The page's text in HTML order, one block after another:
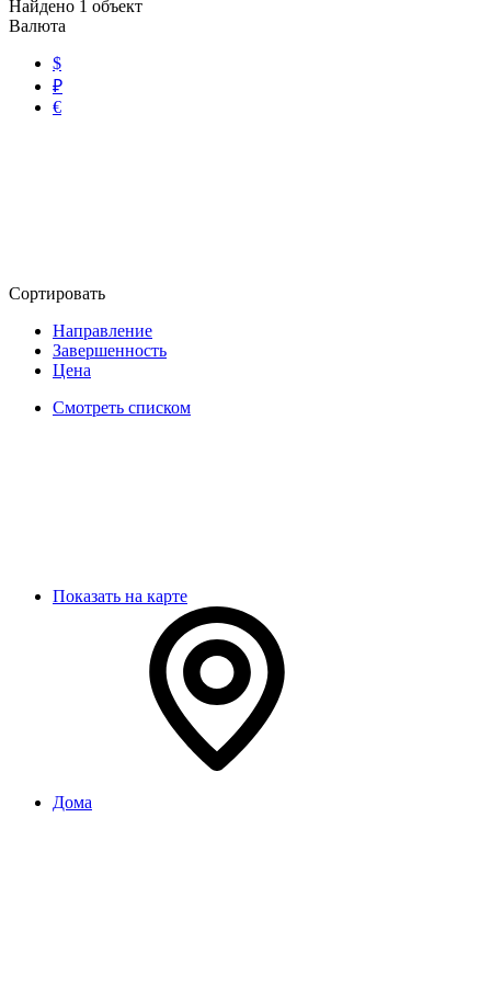
Найдено 1 объект
Валюта
$
₽
€
Сортировать
Направление
Завершенность
Цена
Смотреть списком
Показать на карте
Дома